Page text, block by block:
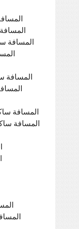
المسافة
المسافة
المسافة
المسافة